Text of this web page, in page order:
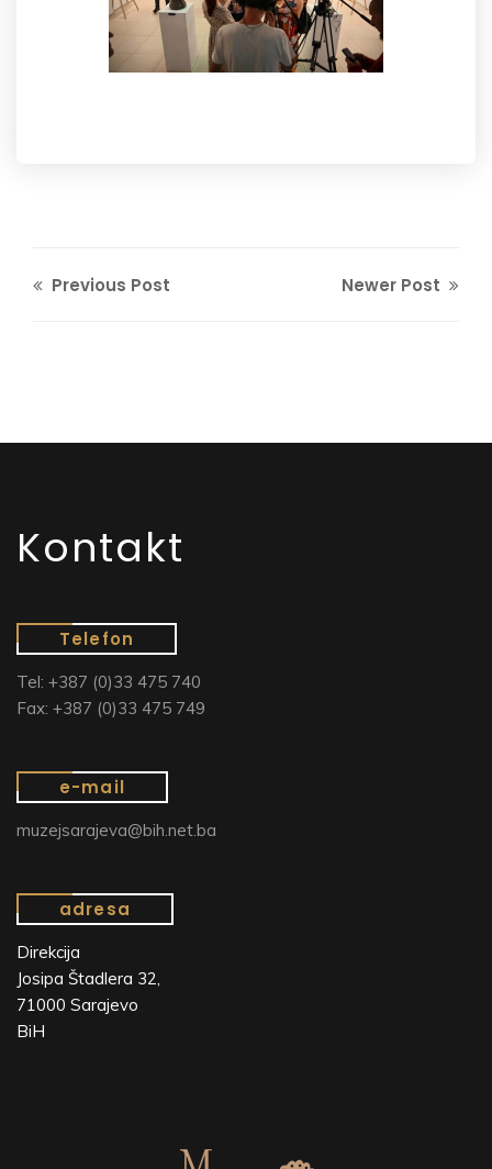
Previous Post Newer Post
Kontakt
Telefon
Tel: +387 (0)33 475 740
Fax: +387 (0)33 475 749
e-mail
muzejsarajeva@bih.net.ba
adresa
Direkcija
Josipa Štadlera 32,
71000 Sarajevo
BiH